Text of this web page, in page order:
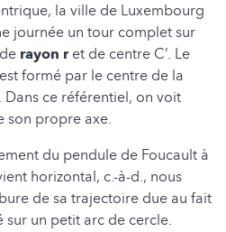
la ville de Luxembourg
journée un tour complet sur
rayon ret de centre C’. Le
formé par le centre de la
ce référentiel, on voit
son propre axe.
du pendule de Foucault à
horizontal, c.-à-d., nous
de sa trajectoire due au fait
sur un petit arc de cercle.